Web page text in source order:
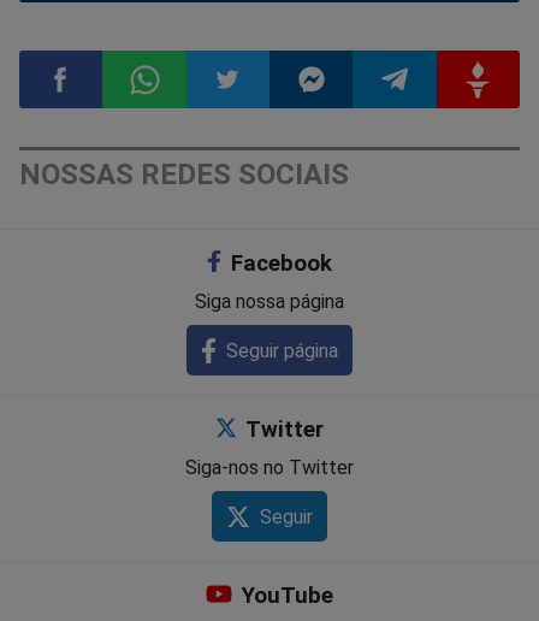
CompartilharCompartilhar
Whatsapp
Compartilhar
Twitter
Compartilhar
Messenger
NOSSAS REDES SOCIAIS
Facebook
Siga nossa página
Seguir página
Twitter
Siga-nos no Twitter
Seguir
YouTube